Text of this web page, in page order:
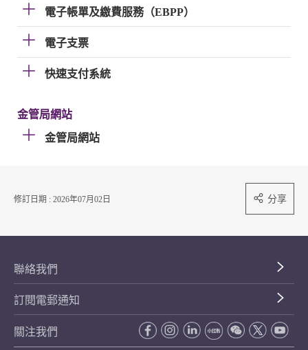
電子帳單及繳費服務（EBPP）
電子支票
快速支付系統
金管局網站
金管局網站
修訂日期 : 2026年07月02日 分享
聯絡我們
訂閱電郵通知
關注我們